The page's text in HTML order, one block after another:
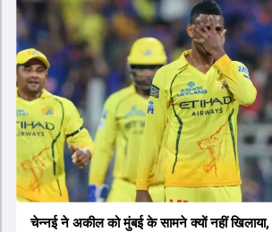
चेन्नई ने अकील को मुंबई के सामने क्यों नहीं